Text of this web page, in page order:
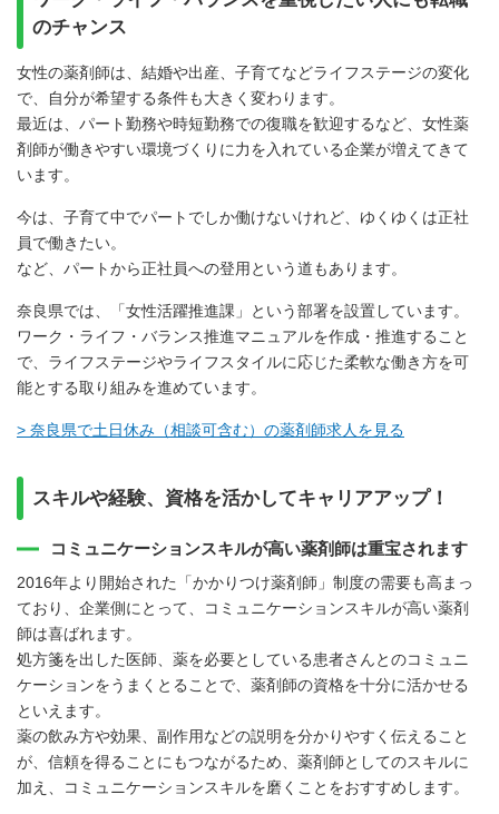
のチャンス
女性の薬剤師は、結婚や出産、子育てなどライフステージの変化
で、自分が希望する条件も大きく変わります。
最近は、パート勤務や時短勤務での復職を歓迎するなど、女性薬
剤師が働きやすい環境づくりに力を入れている企業が増えてきて
います。
今は、子育て中でパートでしか働けないけれど、ゆくゆくは正社
員で働きたい。
など、パートから正社員への登用という道もあります。
奈良県では、「女性活躍推進課」という部署を設置しています。
ワーク・ライフ・バランス推進マニュアルを作成・推進すること
で、ライフステージやライフスタイルに応じた柔軟な働き方を可
能とする取り組みを進めています。
> 奈良県で土日休み（相談可含む）の薬剤師求人を見る
スキルや経験、資格を活かしてキャリアアップ！
コミュニケーションスキルが高い薬剤師は重宝されます
2016年より開始された「かかりつけ薬剤師」制度の需要も高まっ
ており、企業側にとって、コミュニケーションスキルが高い薬剤
師は喜ばれます。
処方箋を出した医師、薬を必要としている患者さんとのコミュニ
ケーションをうまくとることで、薬剤師の資格を十分に活かせる
といえます。
薬の飲み方や効果、副作用などの説明を分かりやすく伝えること
が、信頼を得ることにもつながるため、薬剤師としてのスキルに
加え、コミュニケーションスキルを磨くことをおすすめします。